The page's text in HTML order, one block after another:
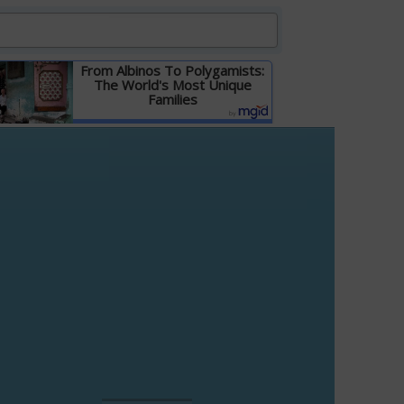
From Albinos To Polygamists:
The World's Most Unique
Families
Детальніше